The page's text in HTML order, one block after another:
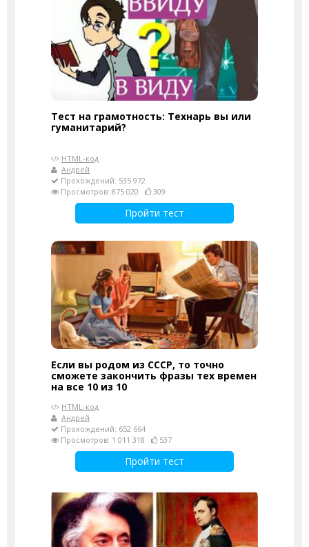
Тест на грамотность: Технарь вы или
гуманитарий?
HTML-код
Андрей
Прохождений: 535 972
Просмотров: 875 020
309
Пройти тест
Если вы родом из СССР, то точно
сможете закончить фразы тех времен
на все 10 из 10
HTML-код
Андрей
Прохождений: 652 664
Просмотров: 1 011 318
537
Пройти тест